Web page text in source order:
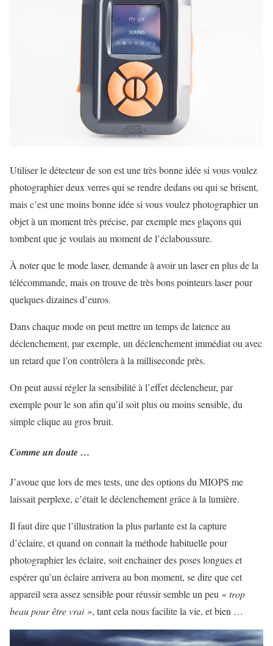
Utiliser le détecteur de son est une très bonne idée si vous voulez
photographier deux verres qui se rendre dedans ou qui se brisent,
mais c’est une moins bonne idée si vous voulez photographier un
objet à un moment très précise, par exemple mes glaçons qui
tombent que je voulais au moment de l’éclaboussure.
À noter que le mode laser, demande à avoir un laser en plus de la
télécommande, mais on trouve de très bons pointeurs laser pour
quelques dizaines d’euros.
Dans chaque mode on peut mettre un temps de latence au
déclenchement, par exemple, un déclenchement immédiat ou avec
un retard que l’on contrôlera à la milliseconde près.
On peut aussi régler la sensibilité à l’effet déclencheur, par
exemple pour le son afin qu’il soit plus ou moins sensible, du
simple clique au gros bruit.
Comme un doute …
J’avoue que lors de mes tests, une des options du MIOPS me
laissait perplexe, c’était le déclenchement grâce à la lumière.
Il faut dire que l’illustration la plus parlante est la capture
d’éclaire, et quand on connait la méthode habituelle pour
photographier les éclaire, soit enchainer des poses longues et
espérer qu’un éclaire arrivera au bon moment, se dire que cet
appareil sera assez sensible pour réussir semble un peu « trop
beau pour être vrai », tant cela nous facilite la vie, et bien …